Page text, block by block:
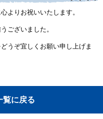
よりお祝いいたします。
ございました。
うぞ宜しくお願い申し上げま
覧に戻る